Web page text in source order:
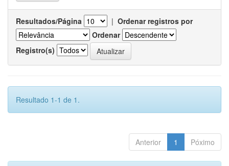
Resultados/Página | Ordenar registros por
Ordenar
Registro(s)
Resultado 1-1 de 1.
Anterior 1 Póximo